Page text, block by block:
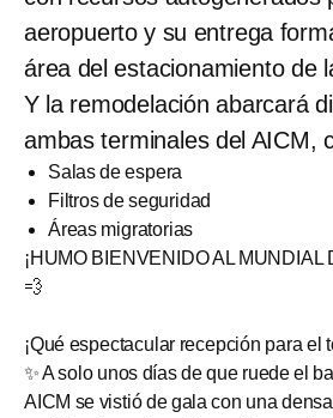
aeropuerto y su entrega
área del estacionamiento de
Y la remodelación abarcará
ambas terminales del AICM,
Salas de espera
Filtros de seguridad
Áreas migratorias
¡HUMO BIENVENIDO AL
💨
​¡Qué espectacular recepción para el
✨ A solo unos días de que ruede el
AICM se vistió de gala con una